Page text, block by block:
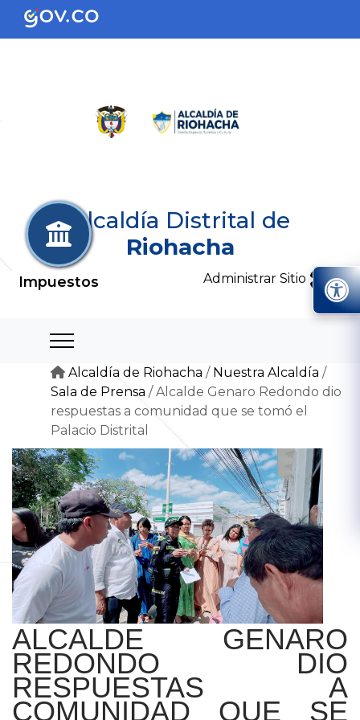
Alcaldía Distrital de
Riohacha
Administrar Sitio
Alcaldía de Riohacha / Nuestra Alcaldía /
Sala de Prensa /Alcalde Genaro Redondo dio
respuestas a comunidad que se tomó el
Palacio Distrital
ALCALDE GENARO
REDONDO DIO
RESPUESTAS A
COMUNIDAD QUE SE
Impuestos